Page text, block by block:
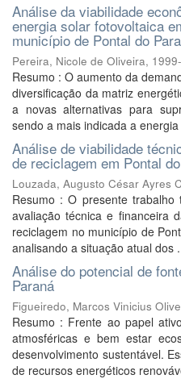
Análise da viabilidade
energia solar fotovoltaica
município de Pontal do
Pereira, Nicole de Oliveira, 1999-
Resumo : O aumento da
diversificação da matriz
a novas alternativas para
sendo a mais indicada a energia
Análise de viabilidade
de reciclagem em Pontal
Louzada, Augusto César Ayres
Resumo : O presente
avaliação técnica e financeira
reciclagem no município de
analisando a situação atual dos
Análise do potencial de
Paraná
Figueiredo, Marcos Vinicius
Resumo : Frente ao papel
atmosféricas e bem estar
desenvolvimento sustentável.
de recursos energéticos